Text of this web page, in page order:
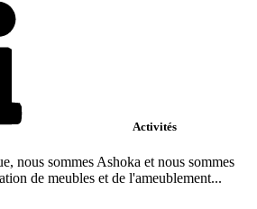
Activités
nous sommes Ashoka et nous sommes
de meubles et de l'ameublement...